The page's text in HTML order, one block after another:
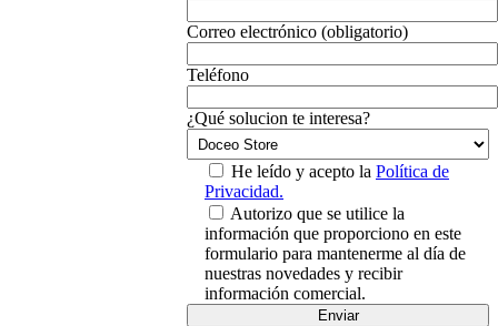
Correo electrónico (obligatorio)
Teléfono
¿Qué solucion te interesa?
He leído y acepto la Política de
Privacidad.
Autorizo que se utilice la
información que proporciono en este
formulario para mantenerme al día de
nuestras novedades y recibir
información comercial.